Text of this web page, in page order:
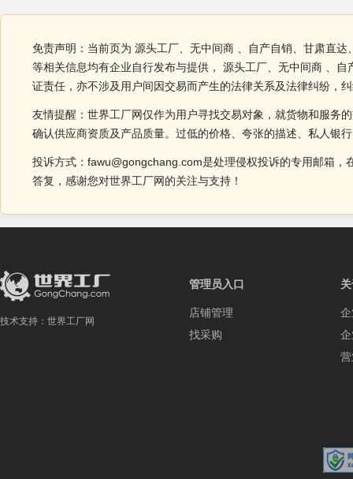
免责声明：当前页为 源头工厂、无中间商 、自产自销、甘肃直
等相关信息均有企业自行发布与提供， 源头工厂、无中间商 、
证责任，亦不涉及用户间因交易而产生的法律关系及法律纠纷，
友情提醒：世界工厂网仅作为用户寻找交易对象，就货物和服务
确认供应商资质及产品质量。过低的价格、夸张的描述、私人银
投诉方式：fawu@gongchang.com是处理侵权投诉的专用邮箱
答复，感谢您对世界工厂网的关注与支持！
技术支持： 世界工厂网
管理员入口
店铺管理
找采购